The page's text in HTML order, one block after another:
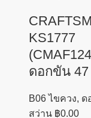
KS1777
ดอกขัน
B06 ไขควง,
สว่าน ฿0.00